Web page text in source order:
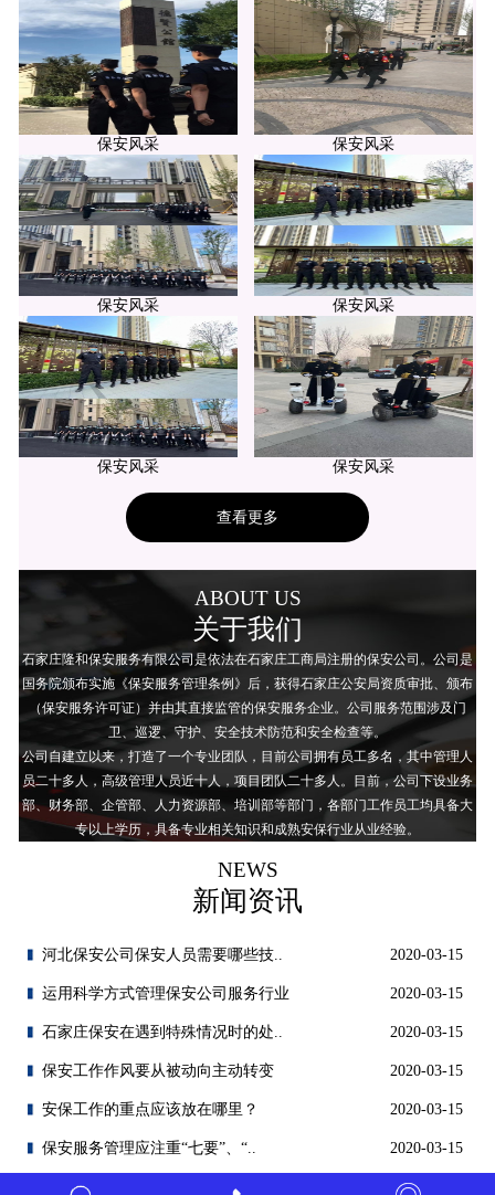
保安风采 保安风采
保安风采 保安风采
保安风采 保安风采
查看更多
ABOUT US
关于我们
石家庄隆和保安服务有限公司是依法在石家庄工商局注册的保安公司。公司是
国务院颁布实施《保安服务管理条例》后，获得石家庄公安局资质审批、颁布
（保安服务许可证）并由其直接监管的保安服务企业。公司服务范围涉及门
卫、巡逻、守护、安全技术防范和安全检查等。
公司自建立以来，打造了一个专业团队，目前公司拥有员工多名，其中管理人
员二十多人，高级管理人员近十人，项目团队二十多人。目前，公司下设业务
部、财务部、企管部、人力资源部、培训部等部门，各部门工作员工均具备大
专以上学历，具备专业相关知识和成熟安保行业从业经验。
NEWS
新闻资讯
河北保安公司保安人员需要哪些技.. 2020-03-15
运用科学方式管理保安公司服务行业 2020-03-15
石家庄保安在遇到特殊情况时的处.. 2020-03-15
保安工作作风要从被动向主动转变 2020-03-15
安保工作的重点应该放在哪里？ 2020-03-15
保安服务管理应注重“七要”、“.. 2020-03-15